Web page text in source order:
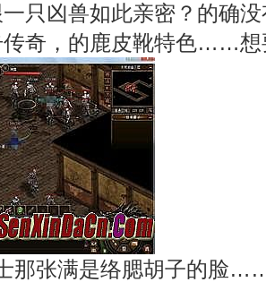
只凶兽如此亲密？的确
传奇，的鹿皮靴特色……想
那张满是络腮胡子的脸